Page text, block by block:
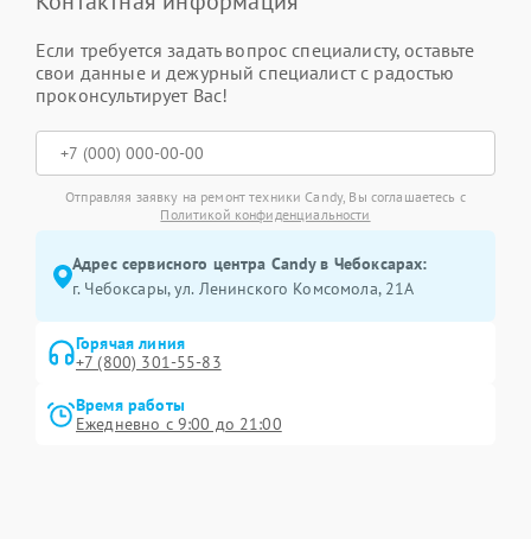
Если требуется задать вопрос специалисту, оставьте
свои данные и дежурный специалист с радостью
проконсультирует Вас!
Отправляя заявку на ремонт техники Candy, Вы соглашаетесь с
Политикой конфиденциальности
Адрес сервисного центра Candy в Чебоксарах:
г. Чебоксары, ул. Ленинского Комсомола, 21А
Горячая линия
+7 (800) 301-55-83
Время работы
Ежедневно с 9:00 до 21:00